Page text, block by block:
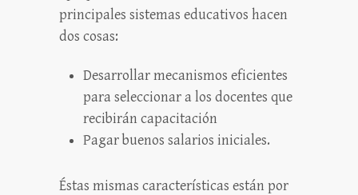
principales sistemas educativos hacen
dos cosas:
Desarrollar mecanismos eficientes
para seleccionar a los docentes que
recibirán capacitación
Pagar buenos salarios iniciales.
Éstas mismas características están por